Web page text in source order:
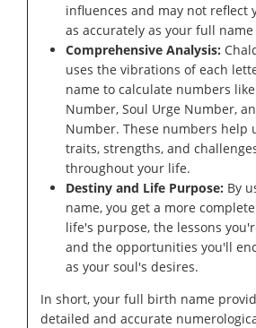
influences and may not reflect
as accurately as your full name
Comprehensive Analysis:
uses the vibrations of each
name to calculate numbers
Number, Soul Urge Number,
Number. These numbers help
traits, strengths, and
throughout your life.
Destiny and Life Purpose: By
name, you get a more
life's purpose, the lessons
and the opportunities you'll
as your soul's desires.
In short, your full birth name
detailed and accurate